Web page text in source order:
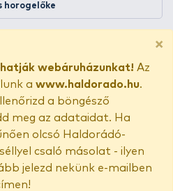
horogelőke
×
webáruházunkat! Az
a www.haldorado.hu.
a böngésző
meg az adataidat. Ha
olcsó Haldorádó-
csaló másolat - ilyen
jelezd nekünk e-mailben